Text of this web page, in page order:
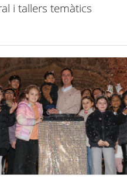
i tallers temàtics